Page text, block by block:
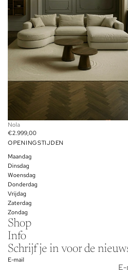
Nola
€2.999,00
OPENINGSTIJDEN
Maandag
Dinsdag
Woensdag
Donderdag
Vrijdag
Zaterdag
Zondag
Shop
Info
Schrijf je in voor de
E-mail